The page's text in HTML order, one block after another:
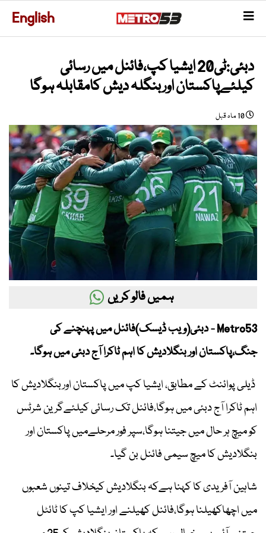
English
دبئی:ٹی20 ایشیا کپ،فائنل میں رسائی
کیلئےپاکستان اوربنگلہ دیش کامقابلہ ہوگا
10 ماہ قبل
ہمیں فالو کریں
Metro53 - دبئی(ویب ڈیسک)فائنل میں پہنچنے کی
جنگ،پاکستان اور بنگلادیش کا اہم ٹاکرا آج دبئی میں ہوگا۔
ڈیلی پوائنٹ کے مطابق، ایشیا کپ میں پاکستان اوربنگلادیش کا
اہم ٹاکرا آج دبئی میں ہوگا،فائنل تک رسائی کیلئےگرین شرٹس
کو میچ ہر حال میں جیتنا ہوگا،سپر فور مرحلےمیں پاکستان اور
بنگلادیش کا میچ سیمی فائنل بن گیا۔
شاہین آفریدی کا کہنا ہےکہ بنگلادیش کیخلاف تینوں شعبوں
میں اچھاکھیلنا ہوگا،فائنل کھیلنے اور ایشیا کپ کا ٹائٹل